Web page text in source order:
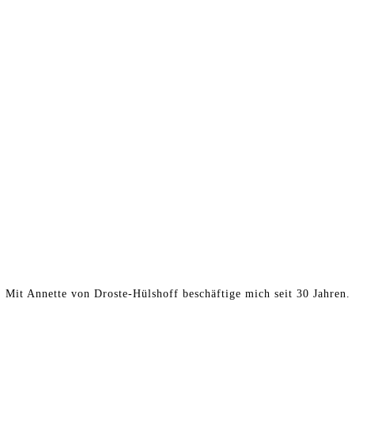
Annette von Droste-Hülshoff beschäftige mich seit 30 Jahren.